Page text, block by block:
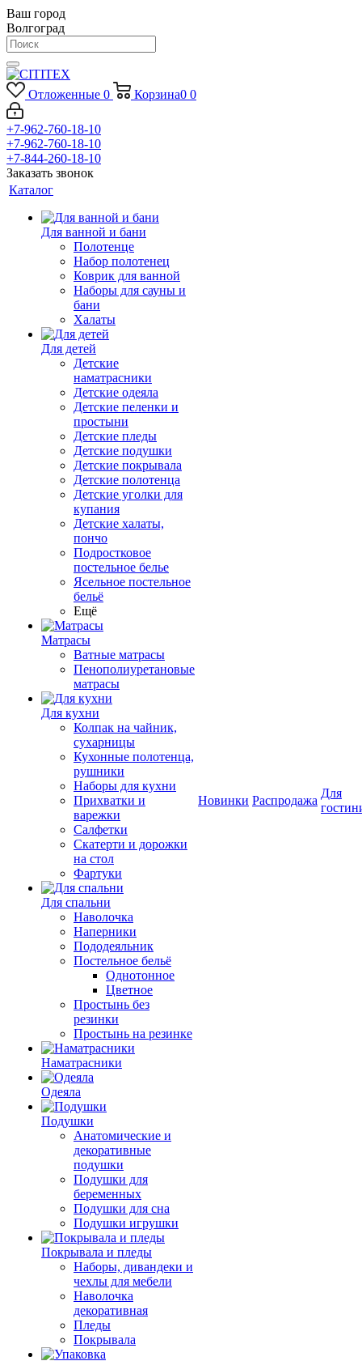
Ваш город
Волгоград
Отложенные 0 Корзина0 0
+7-962-760-18-10
+7-962-760-18-10
+7-844-260-18-10
Заказать звонок
Каталог
Для ванной и бани
Полотенце
Набор полотенец
Коврик для ванной
Наборы для сауны и
бани
Халаты
Для детей
Детские
наматрасники
Детские одеяла
Детские пеленки и
простыни
Детские пледы
Детские подушки
Детские покрывала
Детские полотенца
Детские уголки для
купания
Детские халаты,
пончо
Подростковое
постельное белье
Ясельное постельное
бельё
Ещё
Матрасы
Ватные матрасы
Пенополиуретановые
матрасы
Для кухни
Колпак на чайник,
сухарницы
Кухонные полотенца,
рушники
Наборы для кухни
Прихватки и
варежки
Салфетки
Скатерти и дорожки
на стол
Фартуки
Для спальни
Наволочка
Наперники
Пододеяльник
Постельное бельё
Однотонное
Цветное
Простынь без
резинки
Простынь на резинке
Наматрасники
Одеяла
Подушки
Анатомические и
декоративные
подушки
Подушки для
беременных
Подушки для сна
Подушки игрушки
Покрывала и пледы
Наборы, дивандеки и
чехлы для мебели
Наволочка
декоративная
Пледы
Покрывала
Новинки Распродажа
Для